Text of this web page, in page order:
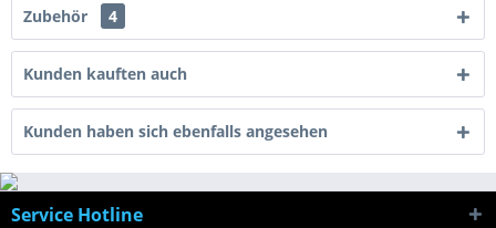
Zubehör 4
Kunden kauften auch
Kunden haben sich ebenfalls angesehen
Service Hotline